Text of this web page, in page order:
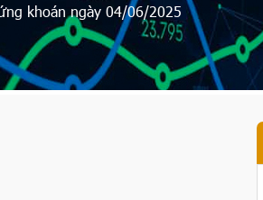
khoán ngày 04/06/2025